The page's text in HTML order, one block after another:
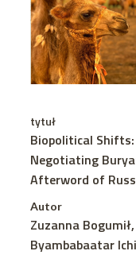
tytuł
Biopolitical
Negotiating
Afterword of
Autor
Zuzanna
Byambabaatar